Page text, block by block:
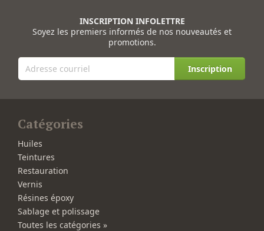
INSCRIPTION INFOLETTRE
Soyez les premiers informés de nos nouveautés et
promotions.
Inscription
Catégories
Huiles
Teintures
Restauration
Vernis
Résines époxy
Sablage et polissage
Toutes les catégories »